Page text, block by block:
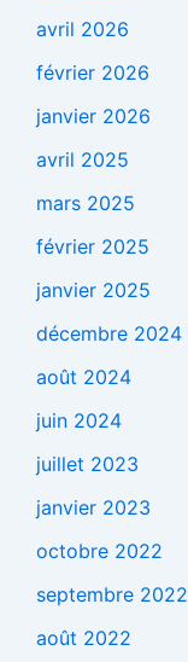
avril 2026
février 2026
janvier 2026
avril 2025
mars 2025
février 2025
janvier 2025
décembre 2024
août 2024
juin 2024
juillet 2023
janvier 2023
octobre 2022
septembre 2022
août 2022